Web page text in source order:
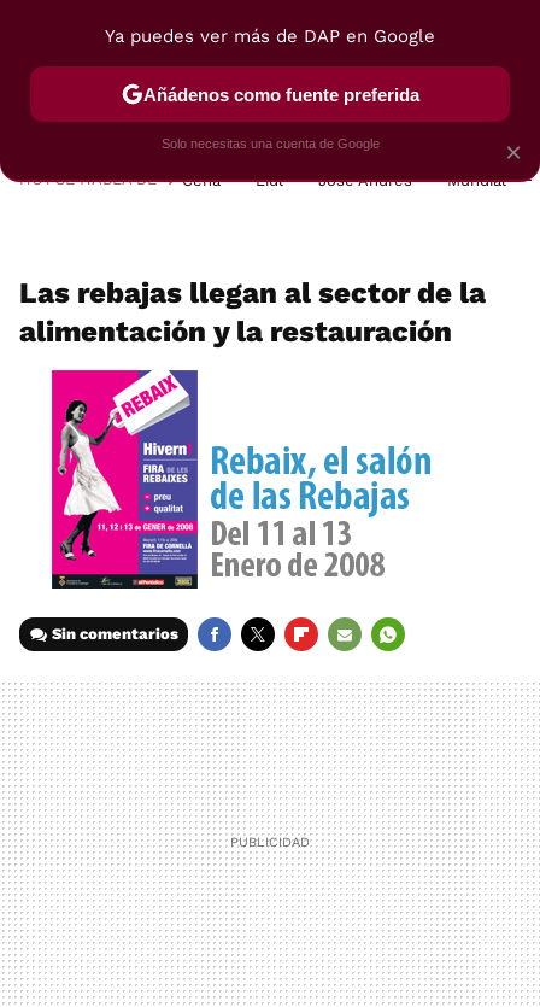
POSTRES VIAJES SELECCIÓN VEGUI
HOY SE HABLA DE Cena Lidl José Andrés Mundial
Las rebajas llegan al sector de la
alimentación y la restauración
Sin comentarios
MAIL
×
Ya puedes ver más de DAP en Google
Añádenos como fuente preferida
Solo necesitas una cuenta de Google